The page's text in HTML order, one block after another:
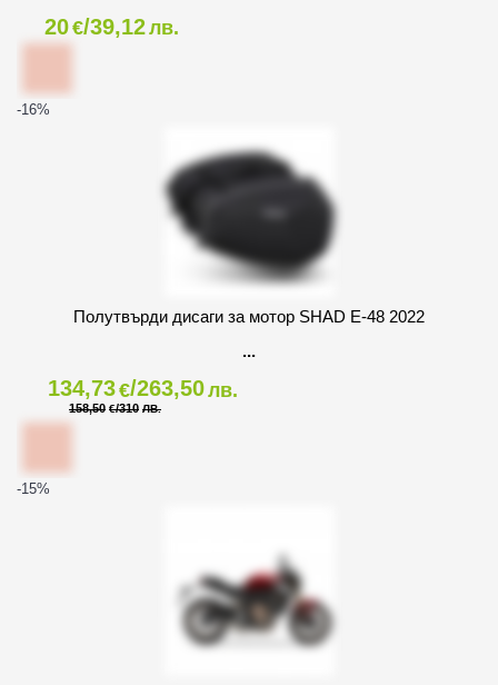
20€/39,12лв.
-16%
Полутвърди дисаги за мотор SHAD E-48 2022
134,73€/263,50лв.
158,50 €/310 ЛВ.
-15%